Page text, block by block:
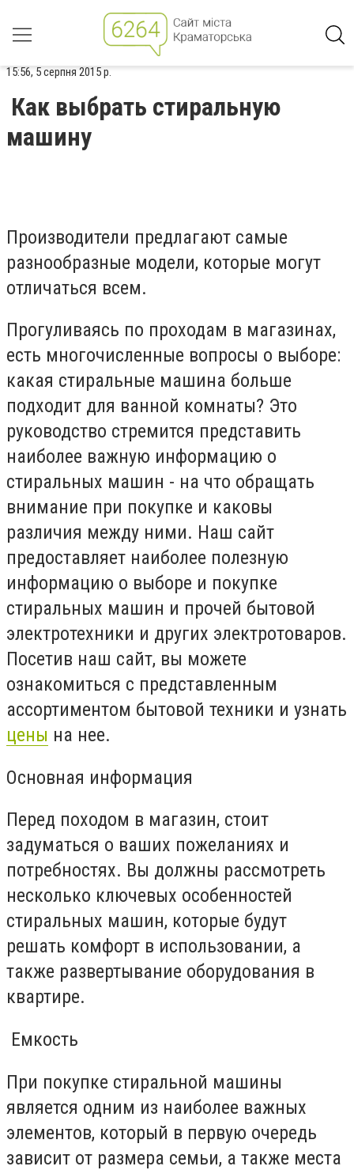
15:56, 5 серпня 2015 р.
Как выбрать стиральную
машину
Производители предлагают самые
разнообразные модели, которые могут
отличаться всем.
Прогуливаясь по проходам в магазинах,
есть многочисленные вопросы о выборе:
какая стиральные машина больше
подходит для ванной комнаты? Это
руководство стремится представить
наиболее важную информацию о
стиральных машин - на что обращать
внимание при покупке и каковы
различия между ними. Наш сайт
предоставляет наиболее полезную
информацию о выборе и покупке
стиральных машин и прочей бытовой
электротехники и других электротоваров.
Посетив наш сайт, вы можете
ознакомиться с представленным
ассортиментом бытовой техники и узнать
цены на нее.
Основная информация
Перед походом в магазин, стоит
задуматься о ваших пожеланиях и
потребностях. Вы должны рассмотреть
несколько ключевых особенностей
стиральных машин, которые будут
решать комфорт в использовании, а
также развертывание оборудования в
квартире.
Емкость
При покупке стиральной машины
является одним из наиболее важных
элементов, который в первую очередь
зависит от размера семьи, а также места